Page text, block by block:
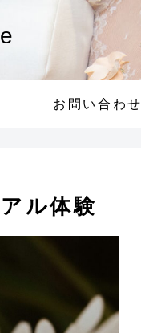
お問い合わせ
ル体験